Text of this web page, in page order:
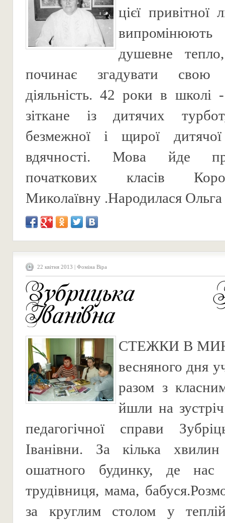
цієї привітної
душевне
починає згадувати свою
діяльність. 42 роки в школі
зіткане із дитячих
безмежної і щирої
вдячності. Мова йде
початкових класів
Миколаївну .Народилася Ольга
22 квітня 2013 | Фоміна Віра
Зубрицька
Іванівна
СТЕЖКИ В
весняного дня
разом з
йшли на
педагогічної справи
Іванівни. За кілька
ошатного будинку, де нас
трудівниця, мама,
за круглим столом у